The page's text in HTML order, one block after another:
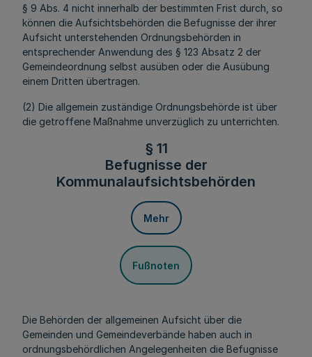
§ 9 Abs. 4 nicht innerhalb der bestimmten Frist durch, so
können die Aufsichtsbehörden die Befugnisse der ihrer
Aufsicht unterstehenden Ordnungsbehörden in
entsprechender Anwendung des § 123 Absatz 2 der
Gemeindeordnung selbst ausüben oder die Ausübung
einem Dritten übertragen.
(2) Die allgemein zuständige Ordnungsbehörde ist über
die getroffene Maßnahme unverzüglich zu unterrichten.
§ 11
Befugnisse der
Kommunalaufsichtsbehörden
Mehr
Fußnoten
Die Behörden der allgemeinen Aufsicht über die
Gemeinden und Gemeindeverbände haben auch in
ordnungsbehördlichen Angelegenheiten die Befugnisse